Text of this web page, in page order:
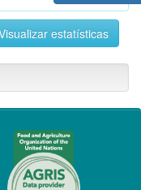
estatísticas